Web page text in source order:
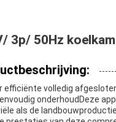
3p/ 50Hz
efficiënte volledig
onderhoudDeze
als de